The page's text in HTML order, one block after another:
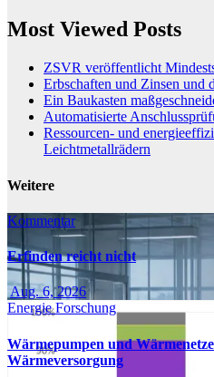
Most Viewed Posts
ZSVR veröffentlicht
Erbschaften und Zinsen und
Ein Baukasten
Automatisierte
Ressourcen- und
Leichtmetallrädern
Weitere
Kommentar
Erfinden reicht nicht
Aug. 6, 2026
EnergieForschung
Wärmepumpen und
Wärmeversorgung